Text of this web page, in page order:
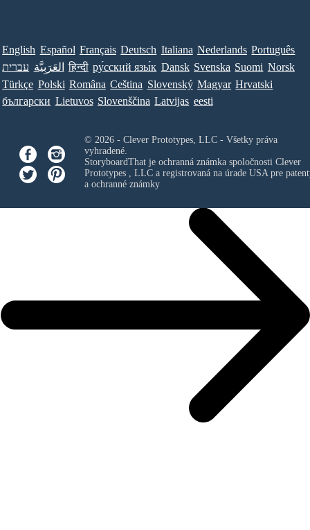
English Español Français Deutsch Italiana Nederlands Português
עברית العَرَبِيَّة हिन्दी ру́сский язы́к Dansk Svenska Suomi Norsk
Türkçe Polski Româna Ceština Slovenský Magyar Hrvatski
български Lietuvos Slovenščina Latvijas eesti
© 2026 - Clever Prototypes, LLC - Všetky práva
vyhradené.
StoryboardThat je ochranná známka spoločnosti Clever
Prototypes , LLCa registrovaná na úrade USA pre
a ochranné známky